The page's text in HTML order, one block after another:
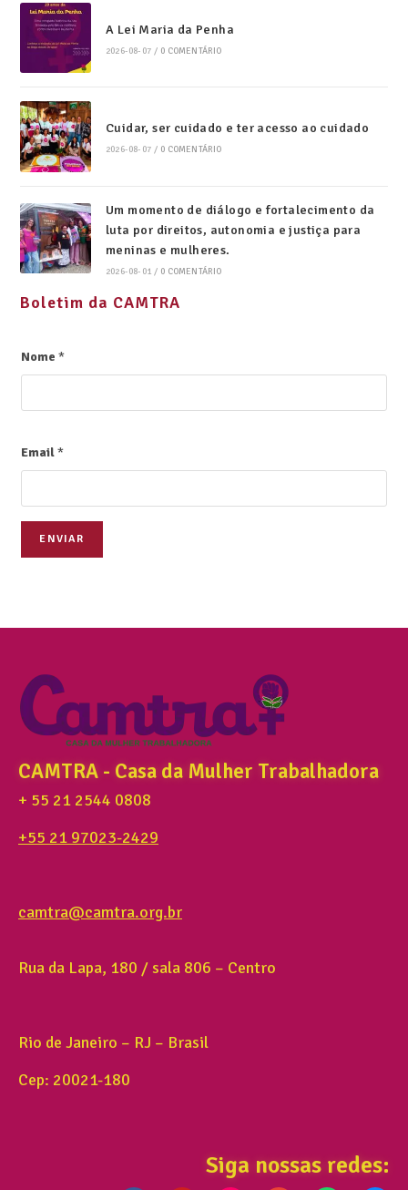
A Lei Maria da Penha
2026-08-07 / 0 COMENTÁRIO
Cuidar, ser cuidado e ter acesso ao cuidado
2026-08-07 / 0 COMENTÁRIO
Um momento de diálogo e fortalecimento da
luta por direitos, autonomia e justiça para
meninas e mulheres.
2026-08-01 / 0 COMENTÁRIO
Boletim da CAMTRA
Nome*
Email*
ENVIAR
CAMTRA - Casa da Mulher Trabalhadora
+ 55 21 2544 0808
+55 21 97023-2429
camtra@camtra.org.br
Rua da Lapa, 180 / sala 806 – Centro
Rio de Janeiro – RJ – Brasil
Cep: 20021-180
Siga nossas redes: